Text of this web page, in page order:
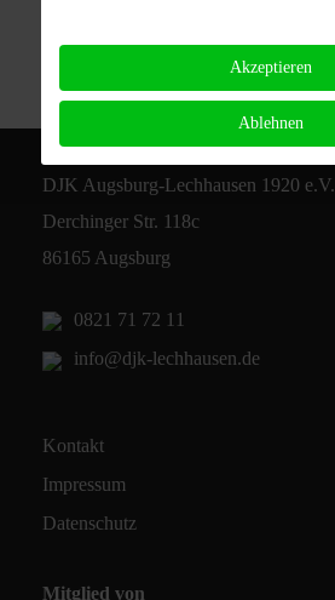
DJK Augsburg-Lechhausen 1920 e.V.
Derchinger Str. 118c
86165 Augsburg
0821 71 72 11
info@djk-lechhausen.de
Kontakt
Impressum
Datenschutz
Mitglied von
Akzeptieren
Ablehnen